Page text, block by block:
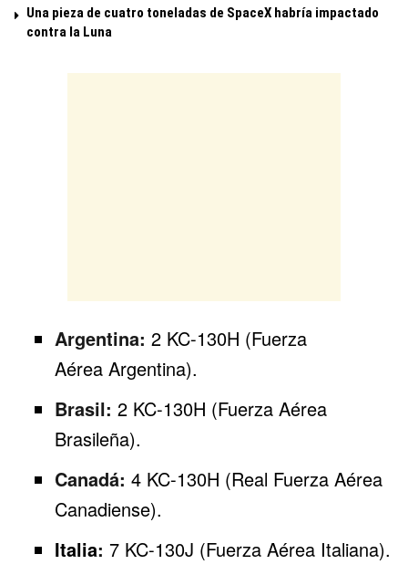
Una pieza de cuatro toneladas de SpaceX habría impactado
contra la Luna
Argentina: 2 KC-130H (Fuerza
Aérea Argentina).
Brasil: 2 KC-130H (Fuerza Aérea
Brasileña).
Canadá: 4 KC-130H (Real Fuerza Aérea
Canadiense).
Italia: 7 KC-130J (Fuerza Aérea Italiana).